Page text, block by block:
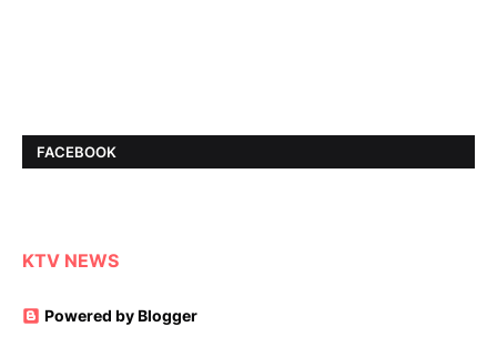
FACEBOOK
KTV NEWS
Powered by Blogger